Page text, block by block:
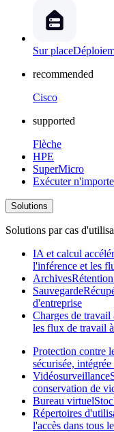
Sur place
recommended
Cisco
supported
Flèche
HPE
SuperMicro
Exécuter
Solutions
Solutions par cas
IA et calcul
l'inférence et les
Archives
Sauvegarde
d'entreprise
Charges de travail
les flux de travail
Protection contre
sécurisée,
Vidéosurveillance
conservation de
Bureau virtuel
Répertoires
l'accès dans tous